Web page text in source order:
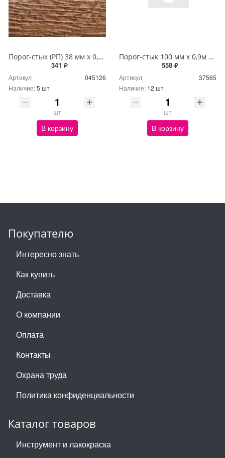
Порог-стык (РП) 38 мм х 0,9м Дуб браун
341 ₽
Артикул
045126
Наличие:5 шт
шт
В корзину
Порог-стык 100 мм х 0,9м орех П31,41
558 ₽
Артикул
37565
Наличие: 12 шт
шт
В корзину
Покупателю
Интересно знать
Как купить
Доставка
О компании
Оплата
Контакты
Охрана труда
Политика конфиденциальности
Каталог товаров
Инструмент и лакокраска